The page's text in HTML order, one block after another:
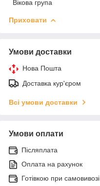
Вікова група
Приховати
Умови доставки
Нова Пошта
Доставка кур'єром
Всі умови доставки
Умови оплати
Післяплата
Оплата на рахунок
Готівкою при самовивозі